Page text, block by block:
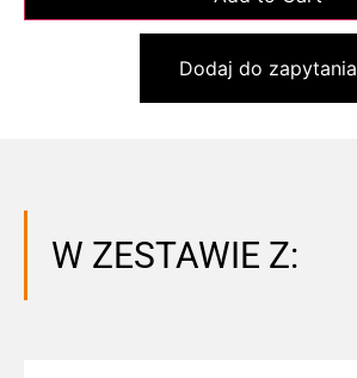
Dodaj do zapytania
W ZESTAWIE Z: